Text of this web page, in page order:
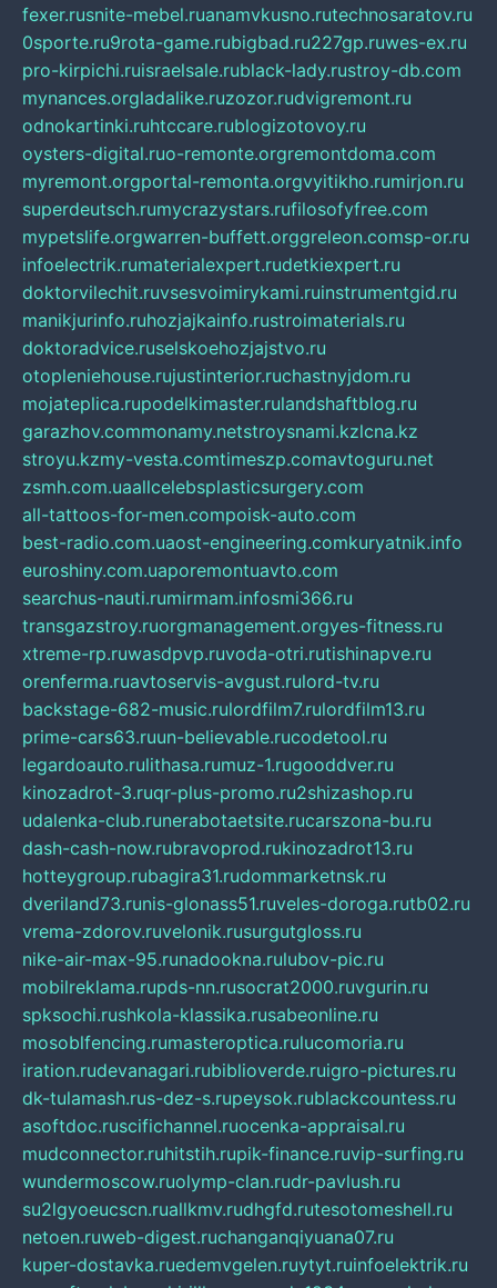
fexer.rusnite-mebel.ruanamvkusno.rutechnosaratov.ru
0sporte.ru9rota-game.rubigbad.ru227gp.ruwes-ex.ru
pro-kirpichi.ruisraelsale.rublack-lady.rustroy-db.com
mynances.orgladalike.ruzozor.rudvigremont.ru
odnokartinki.ruhtccare.rublogizotovoy.ru
oysters-digital.ruo-remonte.orgremontdoma.com
myremont.orgportal-remonta.orgvyitikho.rumirjon.ru
superdeutsch.rumycrazystars.rufilosofyfree.com
mypetslife.orgwarren-buffett.orggreleon.comsp-or.ru
infoelectrik.rumaterialexpert.rudetkiexpert.ru
doktorvilechit.ruvsesvoimirykami.ruinstrumentgid.ru
manikjurinfo.ruhozjajkainfo.rustroimaterials.ru
doktoradvice.ruselskoehozjajstvo.ru
otopleniehouse.rujustinterior.ruchastnyjdom.ru
mojateplica.rupodelkimaster.rulandshaftblog.ru
garazhov.commonamy.netstroysnami.kzlcna.kz
stroyu.kzmy-vesta.comtimeszp.comavtoguru.net
zsmh.com.uaallcelebsplasticsurgery.com
all-tattoos-for-men.compoisk-auto.com
best-radio.com.uaost-engineering.comkuryatnik.info
euroshiny.com.uaporemontuavto.com
searchus-nauti.rumirmam.infosmi366.ru
transgazstroy.ruorgmanagement.orgyes-fitness.ru
xtreme-rp.ruwasdpvp.ruvoda-otri.rutishinapve.ru
orenferma.ruavtoservis-avgust.rulord-tv.ru
backstage-682-music.rulordfilm7.rulordfilm13.ru
prime-cars63.ruun-believable.rucodetool.ru
legardoauto.rulithasa.rumuz-1.rugooddver.ru
kinozadrot-3.ruqr-plus-promo.ru2shizashop.ru
udalenka-club.runerabotaetsite.rucarszona-bu.ru
dash-cash-now.rubravoprod.rukinozadrot13.ru
hotteygroup.rubagira31.rudommarketnsk.ru
dveriland73.runis-glonass51.ruveles-doroga.rutb02.ru
vrema-zdorov.ruvelonik.rusurgutgloss.ru
nike-air-max-95.runadookna.rulubov-pic.ru
mobilreklama.rupds-nn.rusocrat2000.ruvgurin.ru
spksochi.rushkola-klassika.rusabeonline.ru
mosoblfencing.rumasteroptica.rulucomoria.ru
iration.rudevanagari.rubiblioverde.ruigro-pictures.ru
dk-tulamash.rus-dez-s.rupeysok.rublackcountess.ru
asoftdoc.ruscifichannel.ruocenka-appraisal.ru
mudconnector.ruhitstih.rupik-finance.ruvip-surfing.ru
wundermoscow.ruolymp-clan.rudr-pavlush.ru
su2lgyoeucscn.ruallkmv.rudhgfd.rutesotomeshell.ru
netoen.ruweb-digest.ruchanganqiyuana07.ru
kuper-dostavka.ruedemvgelen.ruytyt.ruinfoelektrik.ru